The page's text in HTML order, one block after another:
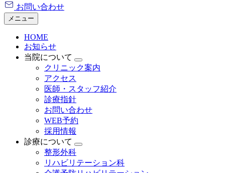
お問い合わせ
メニュー
HOME
お知らせ
当院について
クリニック案内
アクセス
医師・スタッフ紹介
診療指針
お問い合わせ
WEB予約
採用情報
診療について
整形外科
リハビリテーション科